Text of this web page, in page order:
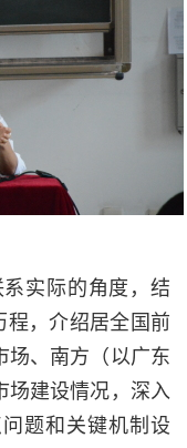
实际的角度，结
程，介绍居全国前
场、南方（以广东
场建设情况，深入
题和关键机制设